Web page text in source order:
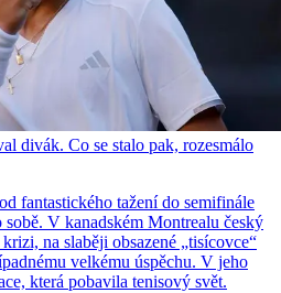
divák. Co se stalo pak, rozesmálo
fantastického tažení do semifinále
V kanadském Montrealu český
na slaběji obsazené „tisícovce“
velkému úspěchu. V jeho
která pobavila tenisový svět.